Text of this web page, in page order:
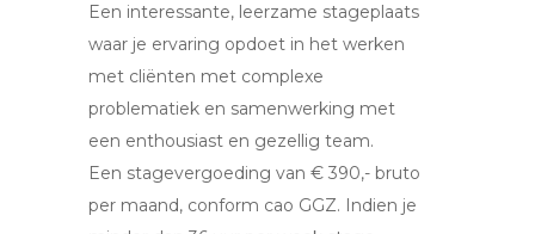
Een interessante, leerzame stageplaats
waar je ervaring opdoet in het werken
met cliënten met complexe
problematiek en samenwerking met
een enthousiast en gezellig team.
Een stagevergoeding van € 390,- bruto
per maand, conform cao GGZ. Indien je